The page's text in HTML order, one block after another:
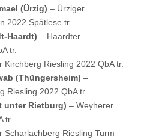
(Ürzig) – Ürziger
2022 Spätlese tr.
Haardt) – Haardter
tr.
Kirchberg Riesling 2022 QbA tr.
(Thüngersheim) –
Riesling 2022 QbA tr.
unter Rietburg) – Weyherer
tr.
Scharlachberg Riesling Turm